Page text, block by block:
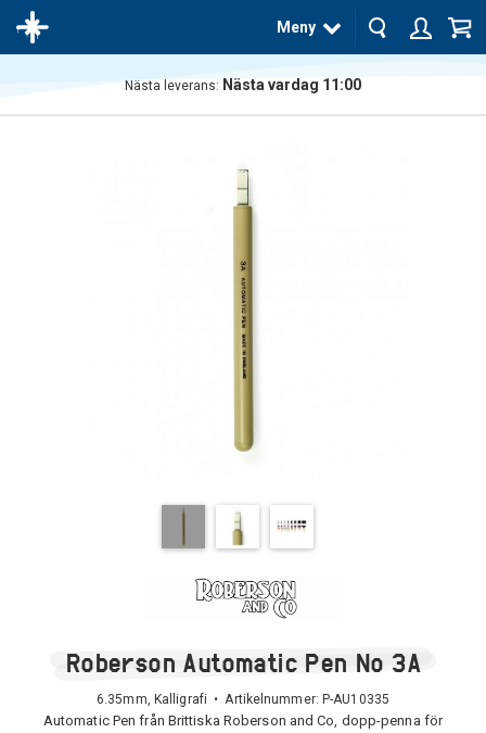
Meny
Nästa leverans: Nästa vardag 11:00
Roberson Automatic Pen No 3A
6.35mm, Kalligrafi • Artikelnummer: P-AU10335
Automatic Pen från Brittiska Roberson and Co, dopp-penna för